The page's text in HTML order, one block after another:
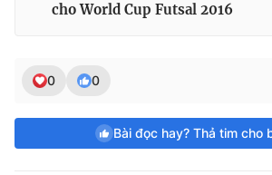
cho World Cup Futsal 2016
0 0
Bài đọc hay? Thả tim cho